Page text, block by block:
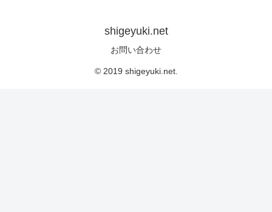
shigeyuki.net
お問い合わせ
© 2019 shigeyuki.net.